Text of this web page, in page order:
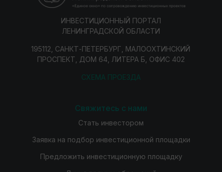
ИНВЕСТИЦИОННЫЙ ПОРТАЛ
ЛЕНИНГРАДСКОЙ ОБЛАСТИ
195112, САНКТ-ПЕТЕРБУРГ, МАЛООХТИНСКИЙ
ПРОСПЕКТ, ДОМ 64, ЛИТЕРА Б, ОФИС 402
СХЕМА ПРОЕЗДА
Свяжитесь с нами
Стать инвестором
Заявка на подбор инвестиционной площадки
Предложить инвестиционную площадку